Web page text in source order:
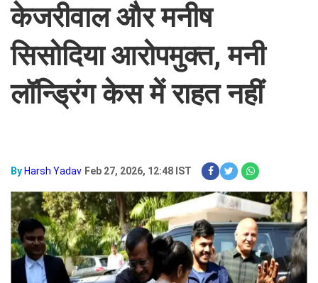
केजरीवाल और मनीष
सिसोदिया आरोपमुक्त, मनी
लॉन्ड्रिंग केस में राहत नहीं
By Harsh Yadav Feb 27, 2026, 12:48 IST